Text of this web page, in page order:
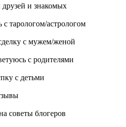
и знакомых
с тарологом/астрологом
с мужем/женой
с родителями
с детьми
советы блогеров